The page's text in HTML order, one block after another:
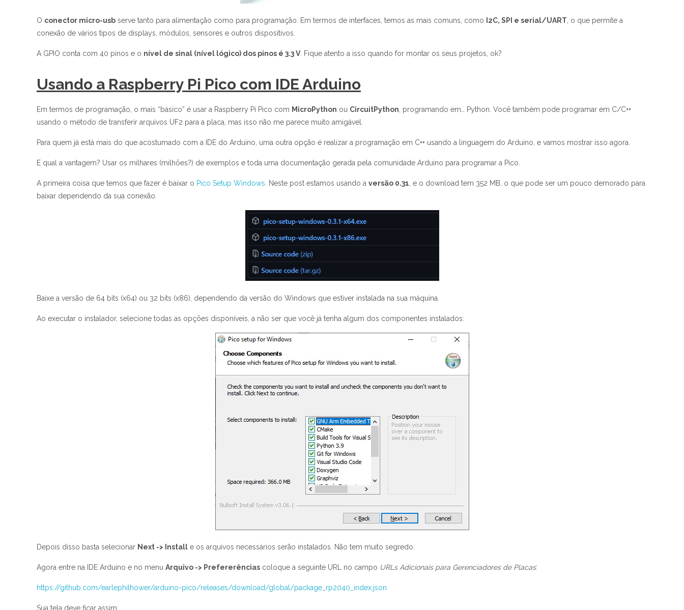
O conector micro-usb serve tanto para alimentação como para programação. Em termos de interfaces, temos as mais comuns, como I2C, SPI e serial/UART , o que permite a
conexão de vários tipos de displays, módulos, sensores e outros dispositivos.
A GPIO conta com 40 pinos e o nível de sinal (nível lógico) dos pinos é 3.3 V. Fique atento a isso quando for montar os seus projetos, ok?
Usando a Raspberry Pi Pico com IDE Arduino
Em termos de programação, o mais “básico” é usar a Raspberry Pi Pico com MicroPython ou CircuitPython , programando em… Python. Você também pode programar em C/C++
usando o método de transferir arquivos UF2 para a placa, mas isso não me parece muito amigável.
Para quem já está mais do que acostumado com a IDE do Arduino, uma outra opção é realizar a programação em C++ usando a linguagem do Arduino, e vamos mostrar isso agora.
E qual a vantagem? Usar os milhares (milhões?) de exemplos e toda uma documentação gerada pela comunidade Arduino para programar a Pico.
A primeira coisa que temos que fazer é baixar o Pico Setup Windows . Neste post estamos usando a versão 0.31 , e o download tem 352 MB, o que pode ser um pouco demorado para
baixar dependendo da sua conexão.
Baixe a versão de 64 bits (x64) ou 32 bits (x86), dependendo da versão do Windows que estiver instalada na sua máquina.
Ao executar o instalador, selecione todas as opções disponíveis, a não ser que você já tenha algum dos componentes instalados:
Depois disso basta selecionar Next -> Install e os arquivos necessários serão instalados. Não tem muito segredo.
Agora entre na IDE Arduino e no menu Arquivo -> Prefererências coloque a seguinte URL no campo URLs Adicionais para Gerenciadores de Placas:
https://github.com/earlephilhower/arduino-pico/releases/download/global/package_rp2040_index.json
Sua tela deve ficar assim: